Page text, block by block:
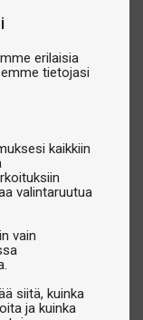
erilaisia
tietojasi
kaikkiin
valintaruutua
vain
siitä, kuinka
ja kuinka